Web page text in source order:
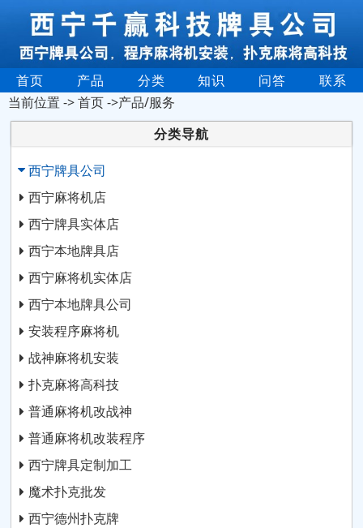
首页 产品 分类 知识 问答
联系
当前位置 ->首页->产品/服务
分类导航
西宁牌具公司
西宁麻将机店
西宁牌具实体店
西宁本地牌具店
西宁麻将机实体店
西宁本地牌具公司
安装程序麻将机
战神麻将机安装
扑克麻将高科技
普通麻将机改战神
普通麻将机改装程序
西宁牌具定制加工
魔术扑克批发
西宁德州扑克牌